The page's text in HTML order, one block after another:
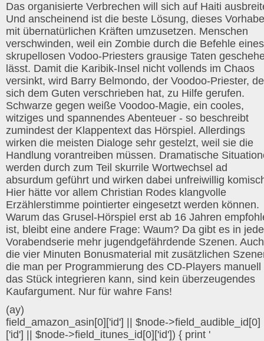
Das organisierte Verbrechen will sich auf Haiti
Und anscheinend ist die beste Lösung, dieses
mit übernatürlichen Kräften umzusetzen. Menschen
verschwinden, weil ein Zombie durch die Befehle eines
skrupellosen Vodoo-Priesters grausige Taten
lässt. Damit die Karibik-Insel nicht vollends im Chaos
versinkt, wird Barry Belmondo, der Voodoo-Priester,
sich dem Guten verschrieben hat, zu Hilfe gerufen.
Schwarze gegen weiße Voodoo-Magie, ein cooles,
witziges und spannendes Abenteuer - so beschreibt
zumindest der Klappentext das Hörspiel. Allerdings
wirken die meisten Dialoge sehr gestelzt, weil sie die
Handlung vorantreiben müssen. Dramatische
werden durch zum Teil skurrile Wortwechsel ad
absurdum geführt und wirken dabei unfreiwillig
Hier hätte vor allem Christian Rodes klangvolle
Erzählerstimme pointierter eingesetzt werden können.
Warum das Grusel-Hörspiel erst ab 16 Jahren
ist, bleibt eine andere Frage: Waum? Da gibt es in
Vorabendserie mehr jugendgefährdende Szenen. Auch
die vier Minuten Bonusmaterial mit zusätzlichen
die man per Programmierung des CD-Players manuell
das Stück integrieren kann, sind kein überzeugendes
Kaufargument. Nur für wahre Fans!
(ay)
field_amazon_asin[0]['id'] || $node->field_audible_id[0]
['id'] || $node->field_itunes_id[0]['id']) { print '